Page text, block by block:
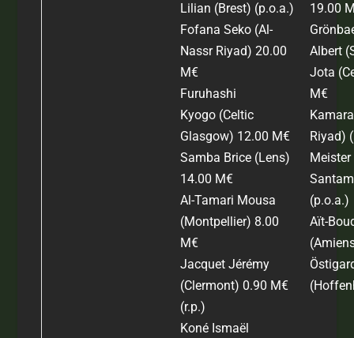
Lilian (Brest) (p.o.a.)
Fofana Seko (Al-
Nassr Riyad) 20.00
M€
Furuhashi
Kyogo (Celtic
Glasgow) 12.00 M€
Samba Brice (Lens)
14.00 M€
Al-Tamari Mousa
(Montpellier) 8.00
M€
Jacquet Jérémy
(Clermont) 0.90 M€
(r.p.)
Koné Ismaël
19.00
Albert
Jota
M€
Riyad) (
(p.o.a.)
Aït-